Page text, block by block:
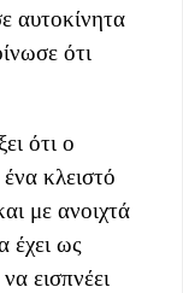
αυτοκίνητα
ότι
ότι ο
κλειστό
με ανοιχτά
έχει ως
εισπνέει